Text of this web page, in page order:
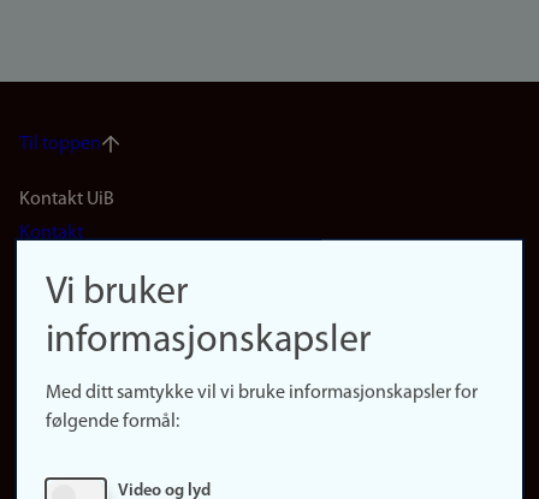
Til toppen
Footer
(no)
Kontakt UiB
Kontakt
Finn forsker
Presse
Finn studier
Ledige stillinger
Vi bruker
informasjonskapsler
Med ditt samtykke vil vi bruke informasjonskapsler for
følgende formål:
Video og lyd